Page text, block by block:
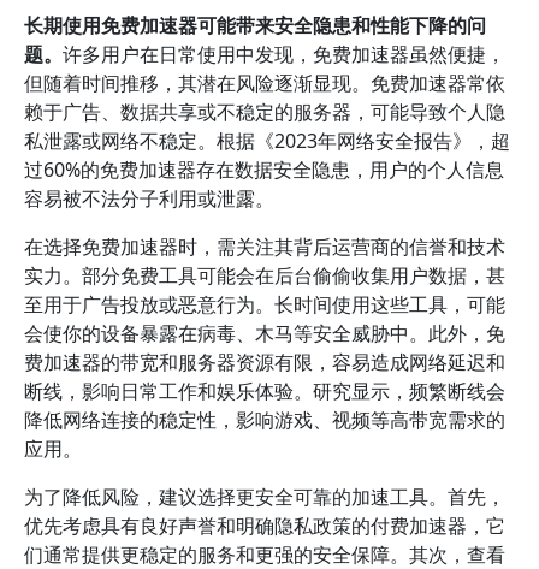
长期使用免费加速器可能带来安全隐患和性能下降的问
题。 许多用户在日常使用中发现，免费加速器虽然便捷，
但随着时间推移，其潜在风险逐渐显现。免费加速器常依
赖于广告、数据共享或不稳定的服务器，可能导致个人隐
私泄露或网络不稳定。根据《2023年网络安全报告》，超
过60%的免费加速器存在数据安全隐患，用户的个人信息
容易被不法分子利用或泄露。
在选择免费加速器时，需关注其背后运营商的信誉和技术
实力。部分免费工具可能会在后台偷偷收集用户数据，甚
至用于广告投放或恶意行为。长时间使用这些工具，可能
会使你的设备暴露在病毒、木马等安全威胁中。此外，免
费加速器的带宽和服务器资源有限，容易造成网络延迟和
断线，影响日常工作和娱乐体验。研究显示，频繁断线会
降低网络连接的稳定性，影响游戏、视频等高带宽需求的
应用。
为了降低风险，建议选择更安全可靠的加速工具。首先，
优先考虑具有良好声誉和明确隐私政策的付费加速器，它
们通常提供更稳定的服务和更强的安全保障。其次，查看